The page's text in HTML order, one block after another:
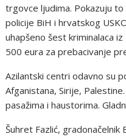
trgovce ljudima. Pokazuju
policije BiH i hrvatskog
uhapšeno šest kriminalaca
500 eura za prebacivanje
Azilantski centri odavno su
Afganistana, Sirije,
pasažima i haustorima.
Šuhret Fazlić, gradonačelnik